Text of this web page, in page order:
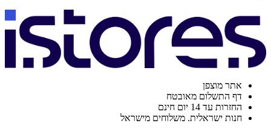
אתר מוצפן
דף התשלום מאובטח
החזרות עד 14 יום חינם
חנות ישראלית. משלוחים מישראל